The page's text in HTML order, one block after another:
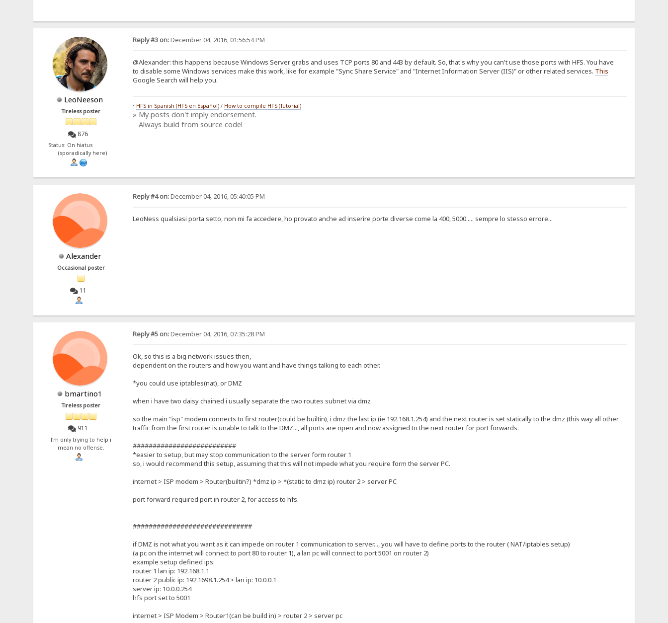
LeoNeeson
Tireless poster
876
Status: On hiatus
(sporadically here)
Reply #3 on:December 04, 2016, 01:56:54 PM
@Alexander: this happens because Windows Server grabs and uses TCP ports 80 and 443 by default. So, that's why you can't use those ports with HFS. You have
to disable some Windows services make this work, like for example "Sync Share Service" and "Internet Information Server (IIS)" or other related services. This
Google Search will help you.
• HFS in Spanish (HFS en Español)/ How to compile HFS (Tutorial)
» My posts don't imply endorsement.
Always build from source code!
Alexander
Occasional poster
11
Reply #4 on:December 04, 2016, 05:40:05 PM
LeoNess qualsiasi porta setto, non mi fa accedere, ho provato anche ad inserire porte diverse come la 400, 5000..... sempre lo stesso errore...
bmartino1
Tireless poster
911
I'm only trying to help i
mean no offense.
Reply #5 on:December 04, 2016, 07:35:28 PM
Ok, so this is a big network issues then,
dependent on the routers and how you want and have things talking to each other.
*you could use iptables(nat), or DMZ
when i have two daisy chained i usually separate the two routes subnet via dmz
so the main "isp" modem connects to first router(could be builtin), i dmz the last ip (ie 192.168.1.254) and the next router is set statically to the dmz (this way all other
traffic from the first router is unable to talk to the DMZ..., all ports are open and now assigned to the next router for port forwards.
##########################
*easier to setup, but may stop communication to the server form router 1
so, i would recommend this setup, assuming that this will not impede what you require form the server PC.
internet > ISP modem > Router(builtin?) *dmz ip > *(static to dmz ip) router 2 > server PC
port forward required port in router 2, for access to hfs.
##############################
if DMZ is not what you want as it can impede on router 1 communication to server..., you will have to define ports to the router ( NAT/iptables setup)
(a pc on the internet will connect to port 80 to router 1), a lan pc will connect to port 5001 on router 2)
example setup defined ips:
router 1 lan ip: 192.168.1.1
router 2 public ip: 192.1698.1.254 > lan ip: 10.0.0.1
server ip: 10.0.0.254
hfs port set to 5001
internet > ISP Modem > Router1(can be build in) > router 2 > server pc